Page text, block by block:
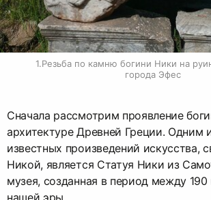
1.Резьба по камню богини Ники на
города Эфес
Сначала рассмотрим проявление
архитектуре Древней Греции. Одним
известных произведений искусства,
Никой, является Статуя Ники из
музея, созданная в период между